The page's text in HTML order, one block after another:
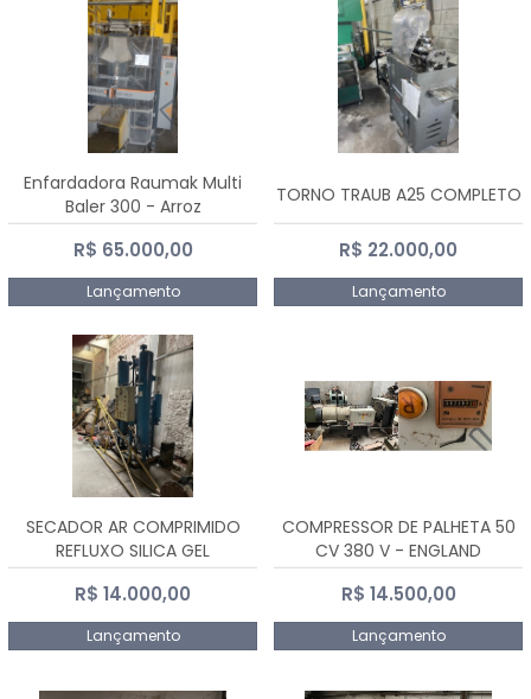
Enfardadora Raumak Multi
Baler 300 - Arroz
R$ 65.000,00
Lançamento
TORNO TRAUB A25 COMPLETO
R$ 22.000,00
Lançamento
SECADOR AR COMPRIMIDO
REFLUXO SILICA GEL
R$ 14.000,00
Lançamento
COMPRESSOR DE PALHETA 50
CV 380 V - ENGLAND
R$ 14.500,00
Lançamento